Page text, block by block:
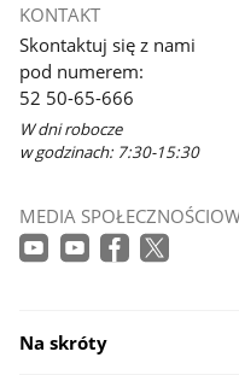
się
w
nowym
oknie
KONTAKT
Skontaktuj się z nami
pod numerem:
52 50-65-666
W dni robocze
w godzinach: 7:30-15:30
MEDIA
Na skróty